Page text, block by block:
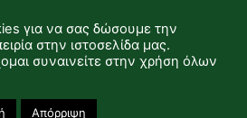
για να σας δώσουμε την
στην ιστοσελίδα μας.
συναινείτε στην χρήση όλων
Απόρριψη